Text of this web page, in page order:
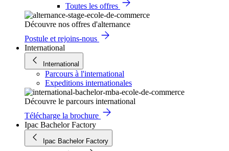
Toutes les offres
Découvre nos offres d'alternance
Postule et rejoins-nous
International
International
Parcours à l'international
Expeditions internationales
Découvre le parcours international
Télécharge la brochure
Ipac Bachelor Factory
Ipac Bachelor Factory